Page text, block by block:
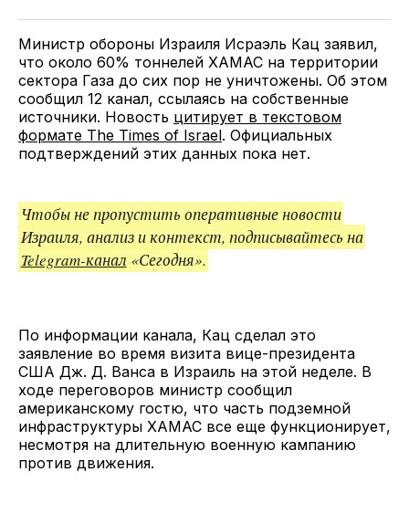
TwitterFacebookTelegramподелитесь
ссылкой
Министр обороны Израиля Исраэль Кац заявил,
что около 60% тоннелей ХАМАС на территории
сектора Газа до сих пор не уничтожены. Об этом
сообщил 12 канал, ссылаясь на собственные
источники. Новость цитирует в текстовом
формате The Times of Israel. Официальных
подтверждений этих данных пока нет.
Чтобы не пропустить оперативные новости
Израиля, анализ и контекст, подписывайтесь на
Telegram-канал «Сегодня».
По информации канала, Кац сделал это
заявление во время визита вице-президента
США Дж. Д. Ванса в Израиль на этой неделе. В
ходе переговоров министр сообщил
американскому гостю, что часть подземной
инфраструктуры ХАМАС все еще функционирует,
несмотря на длительную военную кампанию
против движения.